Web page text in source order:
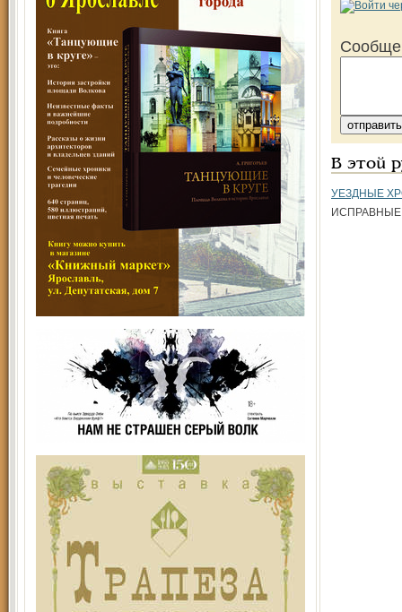
В этой
УЕЗДНЫЕ